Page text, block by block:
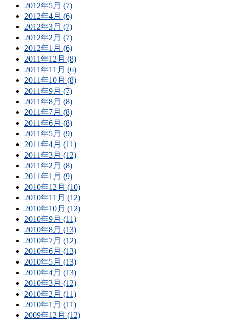
2012年5月 (7)
2012年4月 (6)
2012年3月 (7)
2012年2月 (7)
2012年1月 (6)
2011年12月 (8)
2011年11月 (6)
2011年10月 (8)
2011年9月 (7)
2011年8月 (8)
2011年7月 (8)
2011年6月 (8)
2011年5月 (9)
2011年4月 (11)
2011年3月 (12)
2011年2月 (8)
2011年1月 (9)
2010年12月 (10)
2010年11月 (12)
2010年10月 (12)
2010年9月 (11)
2010年8月 (13)
2010年7月 (12)
2010年6月 (13)
2010年5月 (13)
2010年4月 (13)
2010年3月 (12)
2010年2月 (11)
2010年1月 (11)
2009年12月 (12)